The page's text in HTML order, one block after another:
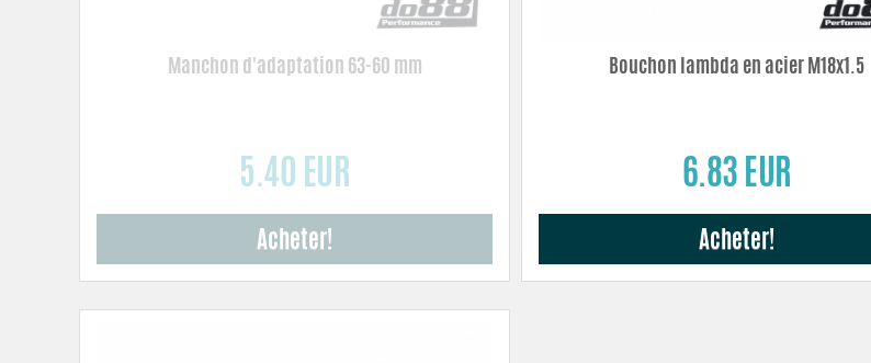
Manchon d'adaptation 63-60 mm
5.40 EUR
Acheter!
Bouchon lambda en acier M18x1.5
6.83 EUR
Acheter!